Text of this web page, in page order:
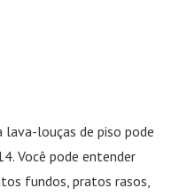
lava-louças de piso pode
Você pode entender
fundos, pratos rasos,